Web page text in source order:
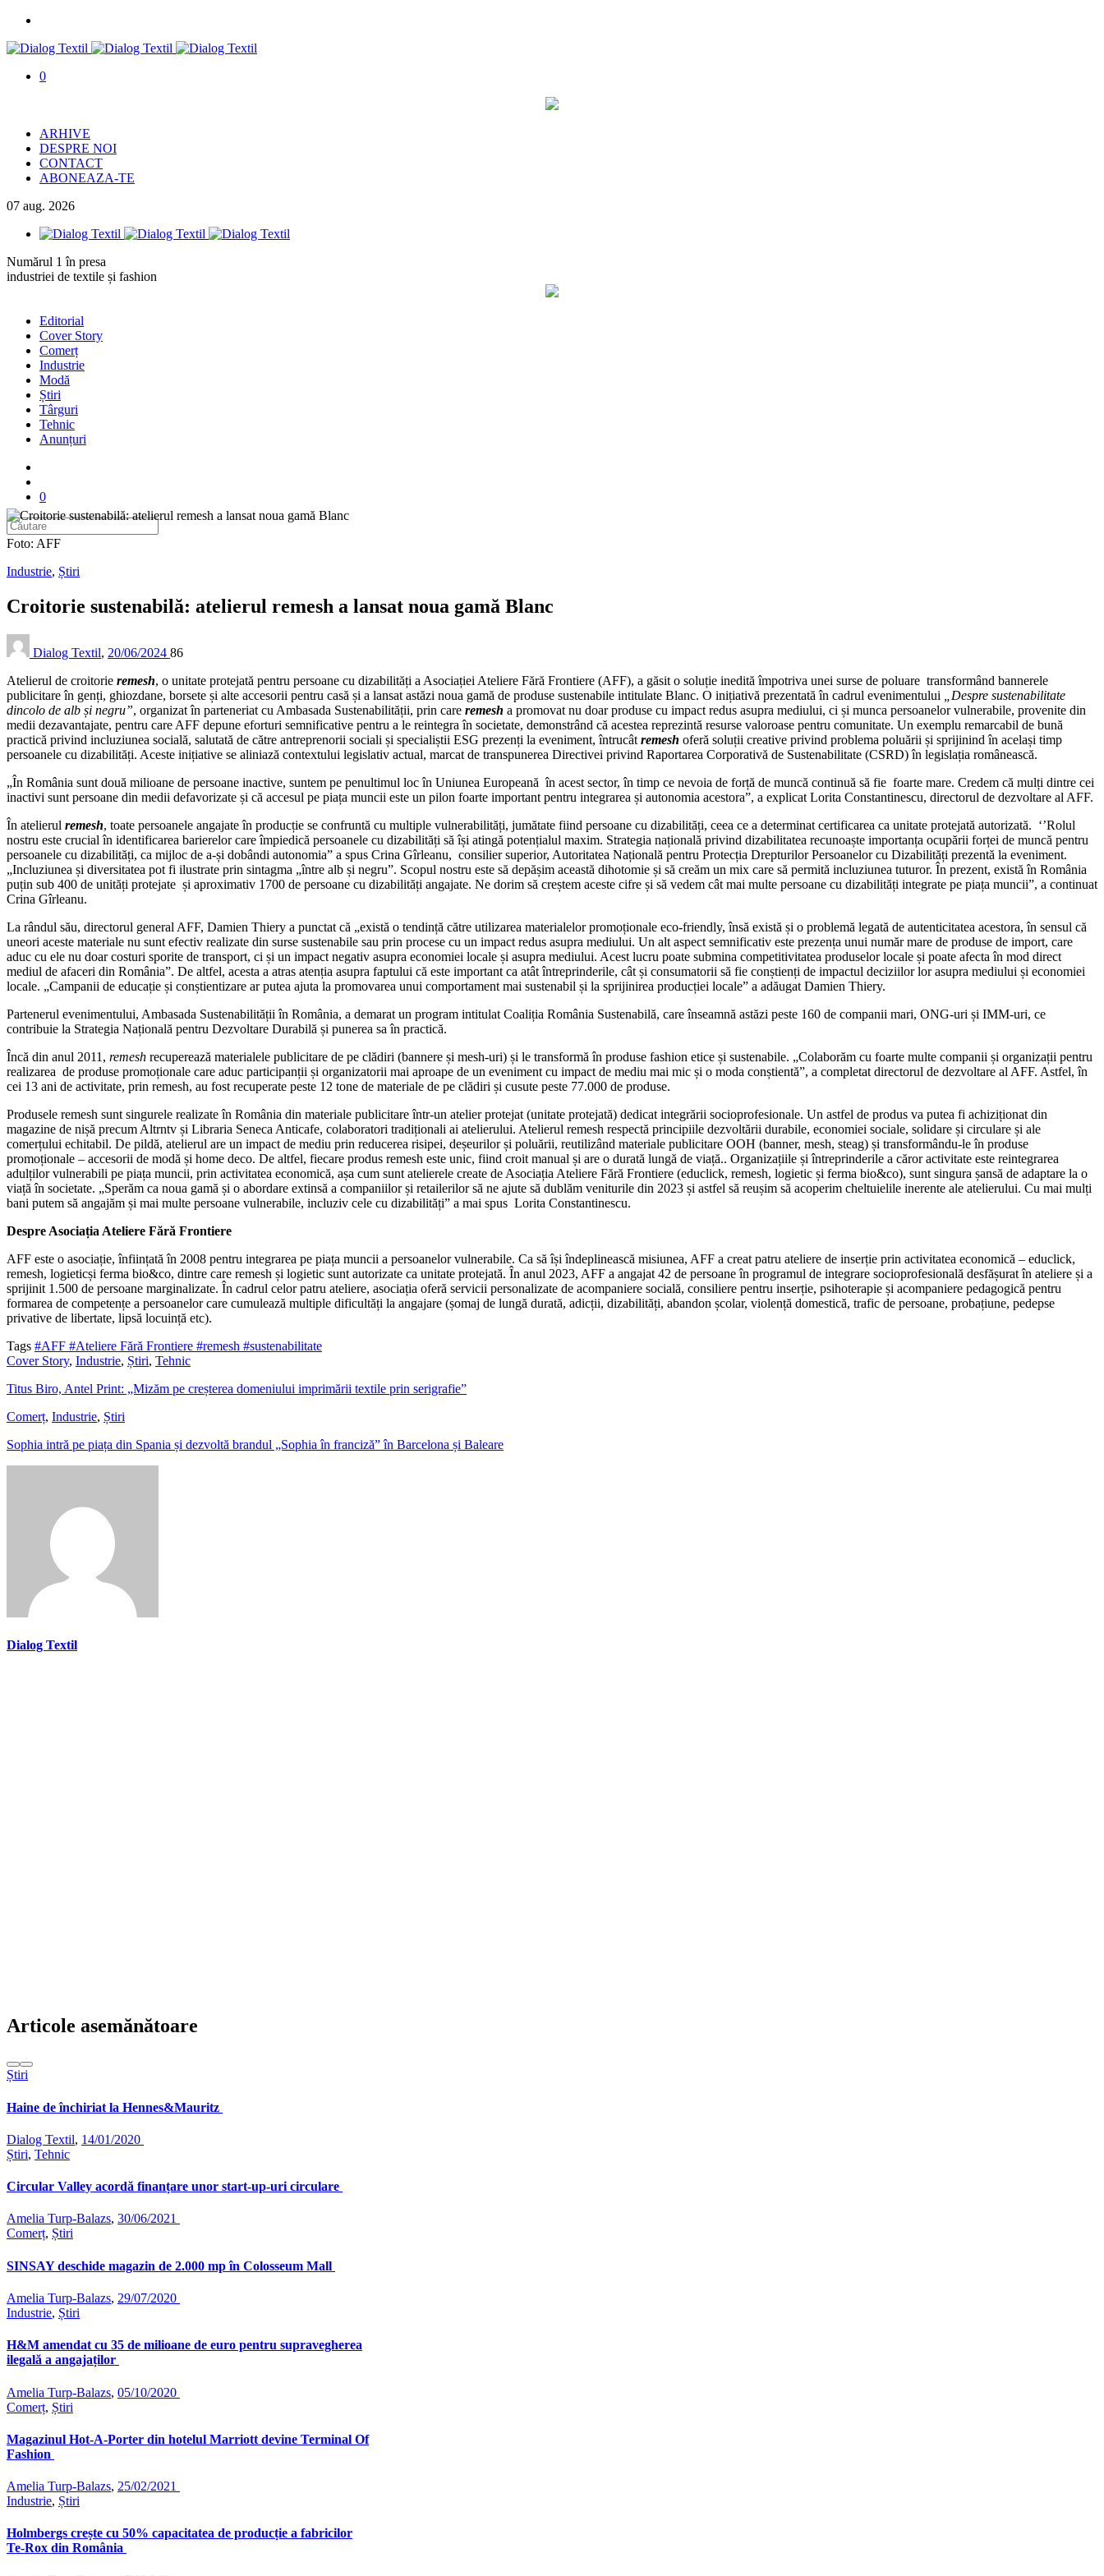
0
ARHIVE
DESPRE NOI
CONTACT
ABONEAZA-TE
07 aug. 2026
Numărul 1 în presa
industriei de textile și fashion
Editorial
Cover Story
Comerț
Industrie
Modă
Știri
Târguri
Tehnic
Anunțuri
0
Foto: AFF
Industrie, Știri
Croitorie sustenabilă: atelierul remesh a lansat noua gamă Blanc
Dialog Textil, 20/06/2024 86
Atelierul de croitorie remesh, o unitate protejată pentru persoane cu dizabilități a Asociației Ateliere Fără Frontiere (AFF), a găsit o soluție inedită împotriva unei surse de poluare transformând bannerele
publicitare în genți, ghiozdane, borsete și alte accesorii pentru casă și a lansat astăzi noua gamă de produse sustenabile intitulate Blanc. O inițiativă prezentată în cadrul evenimentului
„Despre sustenabilitate
dincolo de alb și negru”, organizat în parteneriat cu Ambasada Sustenabilității, prin care remesh a promovat nu doar produse cu impact redus asupra mediului, ci și munca persoanelor vulnerabile, provenite din
medii dezavantajate, pentru care AFF depune eforturi semnificative pentru a le reintegra în societate, demonstrând că acestea reprezintă resurse valoroase pentru comunitate. Un exemplu remarcabil de bună
practică privind incluziunea socială, salutată de către antreprenorii sociali și specialiștii ESG prezenți la eveniment, întrucât remesh oferă soluții creative privind problema poluării și sprijinind în același timp
persoanele cu dizabilități. Aceste inițiative se aliniază contextului legislativ actual, marcat de transpunerea Directivei privind Raportarea Corporativă de Sustenabilitate (CSRD) în legislația românească.
„În România sunt două milioane de persoane inactive, suntem pe penultimul loc în Uniunea Europeană în acest sector, în timp ce nevoia de forță de muncă continuă să fie foarte mare. Credem că mulți dintre cei
inactivi sunt persoane din medii defavorizate și că accesul pe piața muncii este un pilon foarte important pentru integrarea și autonomia acestora”, a explicat Lorita Constantinescu, directorul de dezvoltare al AFF.
În atelierul remesh, toate persoanele angajate în producție se confruntă cu multiple vulnerabilități, jumătate fiind persoane cu dizabilități, ceea ce a determinat certificarea ca unitate protejată autorizată. ‘’Rolul
nostru este crucial în identificarea barierelor care împiedică persoanele cu dizabilități să își atingă potențialul maxim. Strategia națională privind dizabilitatea recunoaște importanța ocupării forței de muncă pentru
persoanele cu dizabilități, ca mijloc de a-și dobândi autonomia” a spus Crina Gîrleanu, consilier superior, Autoritatea Națională pentru Protecția Drepturilor Persoanelor cu Dizabilități prezentă la eveniment.
„Incluziunea și diversitatea pot fi ilustrate prin sintagma „între alb și negru”. Scopul nostru este să depășim această dihotomie și să creăm un mix care să permită incluziunea tuturor. În prezent, există în România
puțin sub 400 de unități protejate și aproximativ 1700 de persoane cu dizabilități angajate. Ne dorim să creștem aceste cifre și să vedem cât mai multe persoane cu dizabilități integrate pe piața muncii”, a continuat
Crina Gîrleanu.
La rândul său, directorul general AFF, Damien Thiery a punctat că „există o tendință către utilizarea materialelor promoționale eco-friendly, însă există și o problemă legată de autenticitatea acestora, în sensul că
uneori aceste materiale nu sunt efectiv realizate din surse sustenabile sau prin procese cu un impact redus asupra mediului. Un alt aspect semnificativ este prezența unui număr mare de produse de import, care
aduc cu ele nu doar costuri sporite de transport, ci și un impact negativ asupra economiei locale și asupra mediului. Acest lucru poate submina competitivitatea produselor locale și poate afecta în mod direct
mediul de afaceri din România”. De altfel, acesta a atras atenția asupra faptului că este important ca atât întreprinderile, cât și consumatorii să fie conștienți de impactul deciziilor lor asupra mediului și economiei
locale. „Campanii de educație și conștientizare ar putea ajuta la promovarea unui comportament mai sustenabil și la sprijinirea producției locale” a adăugat Damien Thiery.
Partenerul evenimentului, Ambasada Sustenabilității în România, a demarat un program intitulat Coaliția România Sustenabilă, care înseamnă astăzi peste 160 de companii mari, ONG-uri și IMM-uri, ce
contribuie la Strategia Națională pentru Dezvoltare Durabilă și punerea sa în practică.
Încă din anul 2011, remesh recuperează materialele publicitare de pe clădiri (bannere și mesh-uri) și le transformă în produse fashion etice și sustenabile. „Colaborăm cu foarte multe companii și organizații pentru
realizarea de produse promoționale care aduc participanții și organizatorii mai aproape de un eveniment cu impact de mediu mai mic și o moda conștientă”, a completat directorul de dezvoltare al AFF. Astfel, în
cei 13 ani de activitate, prin remesh, au fost recuperate peste 12 tone de materiale de pe clădiri și cusute peste 77.000 de produse.
Produsele remesh sunt singurele realizate în România din materiale publicitare într-un atelier protejat (unitate protejată) dedicat integrării socioprofesionale. Un astfel de produs va putea fi achiziționat din
magazine de nișă precum Altrntv și Libraria Seneca Anticafe, colaboratori tradiționali ai atelierului. Atelierul remesh respectă principiile dezvoltării durabile, economiei sociale, solidare și circulare și ale
comerțului echitabil. De pildă, atelierul are un impact de mediu prin reducerea risipei, deșeurilor și poluării, reutilizând materiale publicitare OOH (banner, mesh, steag) și transformându-le în produse
promoționale – accesorii de modă și home deco. De altfel, fiecare produs remesh este unic, fiind croit manual și are o durată lungă de viață.. Organizațiile și întreprinderile a căror activitate este reintegrarea
adulților vulnerabili pe piața muncii, prin activitatea economică, așa cum sunt atelierele create de Asociația Ateliere Fără Frontiere (educlick, remesh, logietic și ferma bio&co), sunt singura șansă de adaptare la o
viață în societate. „Sperăm ca noua gamă și o abordare extinsă a companiilor și retailerilor să ne ajute să dublăm veniturile din 2023 și astfel să reușim să acoperim cheltuielile inerente ale atelierului. Cu mai mulți
bani putem să angajăm și mai multe persoane vulnerabile, incluziv cele cu dizabilități” a mai spus Lorita Constantinescu.
Despre Asociația Ateliere Fără Frontiere
AFF este o asociație, înființată în 2008 pentru integrarea pe piața muncii a persoanelor vulnerabile. Ca să își îndeplinească misiunea, AFF a creat patru ateliere de inserție prin activitatea economică – educlick,
remesh, logieticși ferma bio&co, dintre care remesh și logietic sunt autorizate ca unitate protejată. În anul 2023, AFF a angajat 42 de persoane în programul de integrare socioprofesională desfășurat în ateliere și a
sprijinit 1.500 de persoane marginalizate. În cadrul celor patru ateliere, asociația oferă servicii personalizate de acompaniere socială, consiliere pentru inserție, psihoterapie și acompaniere pedagogică pentru
formarea de competențe a persoanelor care cumulează multiple dificultăți la angajare (șomaj de lungă durată, adicții, dizabilități, abandon școlar, violență domestică, trafic de persoane, probațiune, pedepse
privative de libertate, lipsă locuință etc).
Tags #AFF #Ateliere Fără Frontiere #remesh #sustenabilitate
Cover Story, Industrie, Știri, Tehnic
Titus Biro, Antel Print: „Mizăm pe creșterea domeniului imprimării textile prin serigrafie”
Comerț, Industrie, Știri
Sophia intră pe piața din Spania și dezvoltă brandul „Sophia în franciză” în Barcelona și Baleare
Dialog Textil
Articole asemănătoare
Știri
Haine de închiriat la Hennes&Mauritz
Dialog Textil, 14/01/2020
Știri, Tehnic
Circular Valley acordă finanțare unor start-up-uri circulare
Amelia Turp-Balazs, 30/06/2021
Comerț, Știri
SINSAY deschide magazin de 2.000 mp în Colosseum Mall
Amelia Turp-Balazs, 29/07/2020
Industrie, Știri
H&M amendat cu 35 de milioane de euro pentru supravegherea
ilegală a angajaților
Amelia Turp-Balazs, 05/10/2020
Comerț, Știri
Magazinul Hot-A-Porter din hotelul Marriott devine Terminal Of
Fashion
Amelia Turp-Balazs, 25/02/2021
Industrie, Știri
Holmbergs crește cu 50% capacitatea de producție a fabricilor
Te-Rox din România